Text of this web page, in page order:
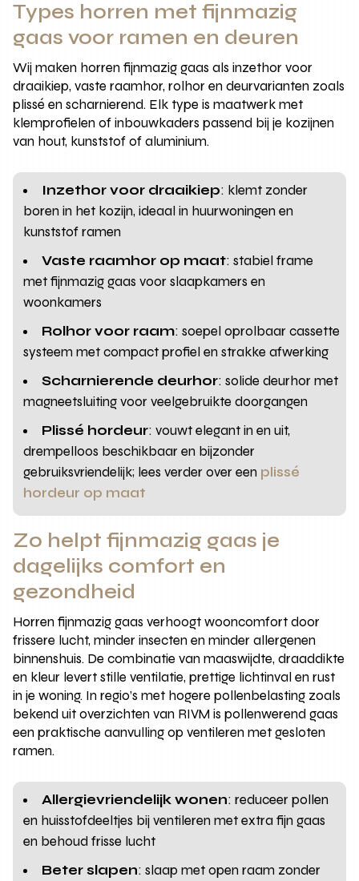
Types horren met fijnmazig
gaas voor ramen en deuren
Wij maken horren fijnmazig gaas als inzethor voor
draaikiep, vaste raamhor, rolhor en deurvarianten zoals
plissé en scharnierend. Elk type is maatwerk met
klemprofielen of inbouwkaders passend bij je kozijnen
van hout, kunststof of aluminium.
Inzethor voor draaikiep: klemt zonder
boren in het kozijn, ideaal in huurwoningen en
kunststof ramen
Vaste raamhor op maat: stabiel frame
met fijnmazig gaas voor slaapkamers en
woonkamers
Rolhor voor raam: soepel oprolbaar cassette
systeem met compact profiel en strakke afwerking
Scharnierende deurhor: solide deurhor met
magneetsluiting voor veelgebruikte doorgangen
Plissé hordeur: vouwt elegant in en uit,
drempelloos beschikbaar en bijzonder
gebruiksvriendelijk; lees verder over een plissé
hordeur op maat
Zo helpt fijnmazig gaas je
dagelijks comfort en
gezondheid
Horren fijnmazig gaas verhoogt wooncomfort door
frissere lucht, minder insecten en minder allergenen
binnenshuis. De combinatie van maaswijdte, draaddikte
en kleur levert stille ventilatie, prettige lichtinval en rust
in je woning. In regio’s met hogere pollenbelasting zoals
bekend uit overzichten van RIVM is pollenwerend gaas
een praktische aanvulling op ventileren met gesloten
ramen.
Allergievriendelijk wonen: reduceer pollen
en huisstofdeeltjes bij ventileren met extra fijn gaas
en behoud frisse lucht
Beter slapen: slaap met open raam zonder